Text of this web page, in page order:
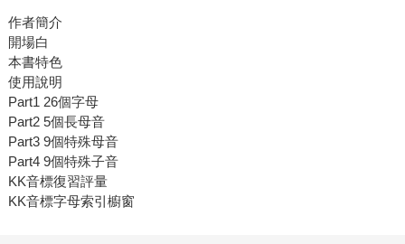
作者簡介
開場白
本書特色
使用說明
Part1 26個字母
Part2 5個長母音
Part3 9個特殊母音
Part4 9個特殊子音
KK音標復習評量
KK音標字母索引櫥窗